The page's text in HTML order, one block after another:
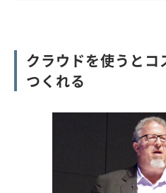
クラウドを使うとコ
つくれる